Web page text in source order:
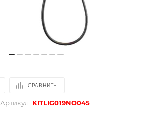
СРАВНИТЬ
Артикул: KITLIG019NO045